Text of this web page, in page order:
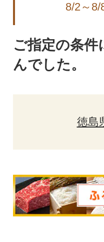
8/2～8/
ご指定の条
んでした。
徳島